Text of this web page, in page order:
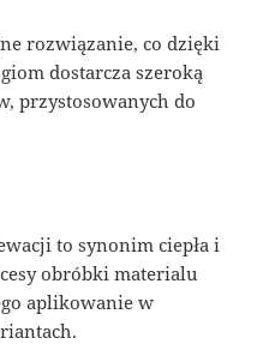
rozwiązanie, co dzięki
dostarcza szeroką
przystosowanych do
to synonim ciepła i
obróbki materialu
aplikowanie w